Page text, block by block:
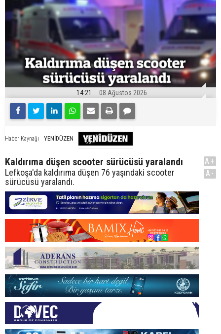
14:21 08 Ağustos 2026
Haber Kaynağı YENİDÜZEN
Kaldırıma düşen scooter sürücüsü yaralandı
Lefkoşa'da kaldırıma düşen 76 yaşındaki scooter
sürücüsü yaralandı.
A+
A-